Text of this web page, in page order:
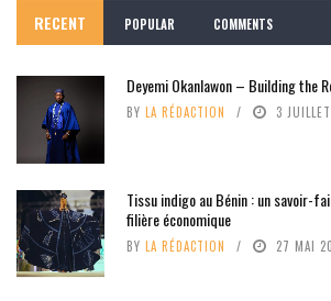
RECENT POPULAR COMMENTS
Deyemi Okanlawon – Building the
BY LA RÉDACTION 3
Tissu indigo au Bénin : un savoir-
filière économique
BY LA RÉDACTION 27 MAI